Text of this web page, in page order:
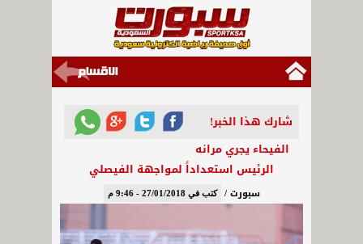
شارك هذا الخبر!
الفيحاء يجري مرانه
الرئيس استعداداً لمواجهة الفيصلي
سبورت / كتب في 27/01/2018 - 9:46 م